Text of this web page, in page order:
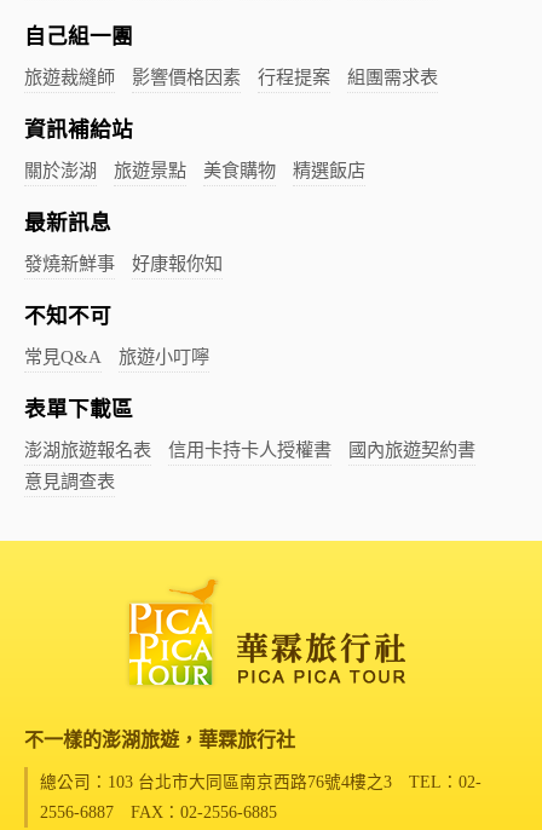
自己組一團
旅遊裁縫師 影響價格因素 行程提案 組團需求表
資訊補給站
關於澎湖 旅遊景點 美食購物 精選飯店
最新訊息
發燒新鮮事 好康報你知
不知不可
常見Q&A 旅遊小叮嚀
表單下載區
澎湖旅遊報名表 信用卡持卡人授權書
國內旅遊契約書
意見調查表
不一樣的澎湖旅遊，華霖旅行社
總公司：103 台北市大同區南京西路76號4樓之3 TEL：02-
2556-6887 FAX：02-2556-6885